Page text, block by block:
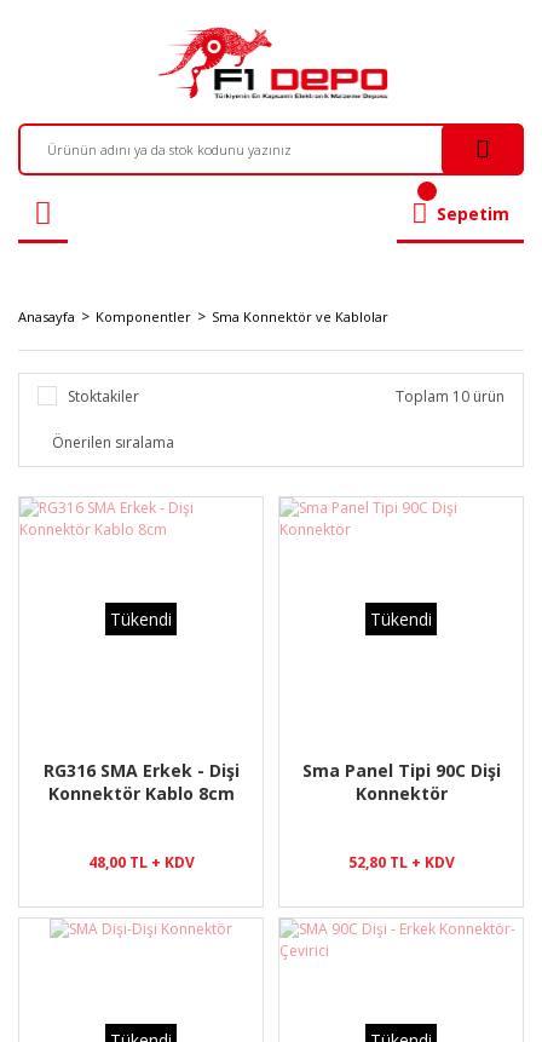
Sepetim
Anasayfa Komponentler Sma Konnektör ve Kablolar
Stoktakiler Toplam 10 ürün
Tükendi
RG316 SMA Erkek - Dişi
Konnektör Kablo 8cm
48,00 TL + KDV
Tükendi
Sma Panel Tipi 90C Dişi
Konnektör
52,80 TL + KDV